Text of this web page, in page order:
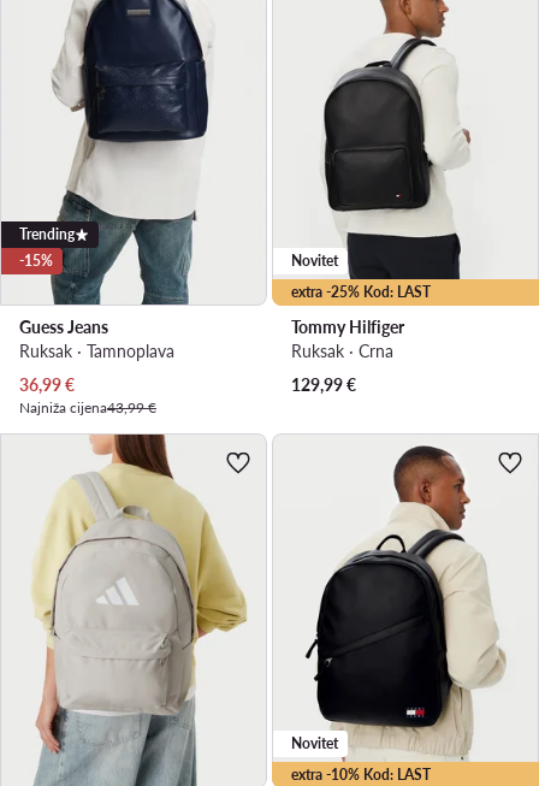
Trending
-15%
Guess Jeans
Ruksak · Tamnoplava
Trenutna cijena
36,99€
Najniža cijena43,99 €
extra -25% Kod: LAST
Novitet
Tommy Hilfiger
Ruksak · Crna
129,99€
extra -10% Kod: LAST
Novitet